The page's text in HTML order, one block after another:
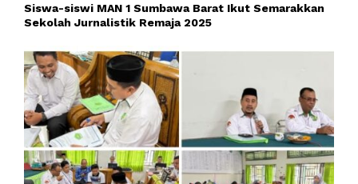
Siswa-siswi MAN 1 Sumbawa Barat Ikut Semarakkan
Sekolah Jurnalistik Remaja 2025